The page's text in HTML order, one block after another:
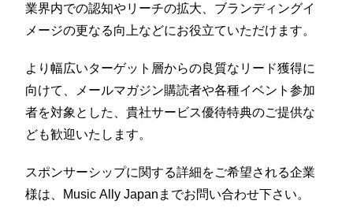
業界内での認知やリーチの拡大、ブランディングイ
メージの更なる向上などにお役⽴ていただけます。
より幅広いターゲット層からの良質なリード獲得に
向けて、メールマガジン購読者や各種イベント参加
者を対象とした、貴社サービス優待特典のご提供な
ども歓迎いたします。
スポンサーシップに関する詳細をご希望される企業
様は、Music Ally Japanまでお問い合わせ下さい。